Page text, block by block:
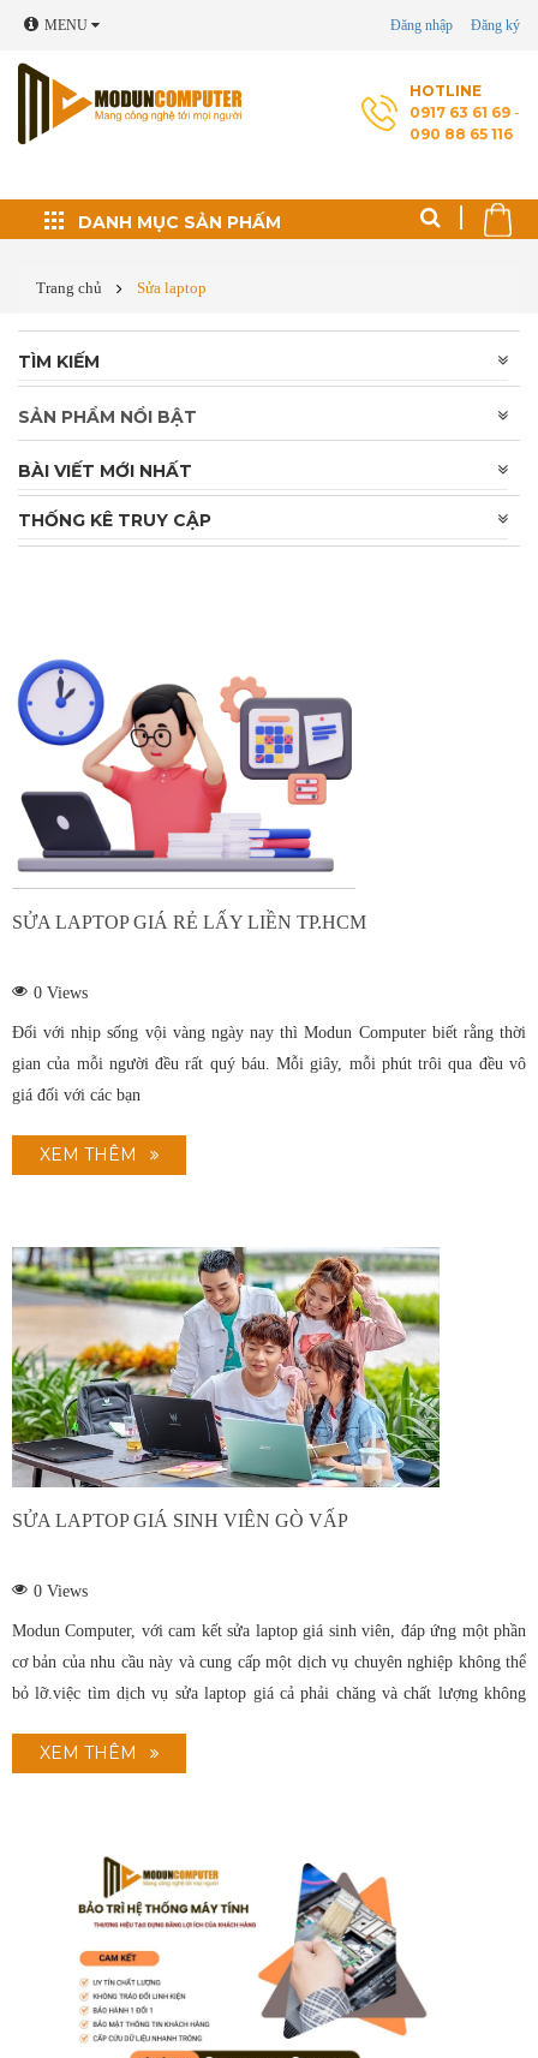
MENU
Thủ thuật máy tính
mềm theo yêu cầu
Cứu dữ liệu - Phục
hồi ổ cứng
Sửa laptop
Sửa mainboard
Sửa VGA (Card
màn hình)
Sửa PC
Sửa máy tính tại nhà
laptop
Thay pin laptop
Vệ sinh laptop, PC
Đăng ký
Đăng nhập
HOTLINE
0917 63 61 69 -
090 88 65 116
DANH MỤC SẢN PHẤM
Trang chủ Sửa laptop
TÌM KIẾM
SẢN PHẨM NỔI BẬT
BÀI VIẾT MỚI NHẤT
THỐNG KÊ TRUY CẬP
SỬA LAPTOP GIÁ RẺ LẤY LIỀN TP.HCM
0 Views
Đối với nhịp sống vội vàng ngày nay thì Modun Computer biết rằng thời
gian của mỗi người đều rất quý báu. Mỗi giây, mỗi phút trôi qua đều vô
giá đối với các bạn
XEM THÊM
SỬA LAPTOP GIÁ SINH VIÊN GÒ VẤP
0 Views
Modun Computer, với cam kết sửa laptop giá sinh viên, đáp ứng một phần
cơ bản của nhu cầu này và cung cấp một dịch vụ chuyên nghiệp không thể
bỏ lỡ.việc tìm dịch vụ sửa laptop giá cả phải chăng và chất lượng không
XEM THÊM